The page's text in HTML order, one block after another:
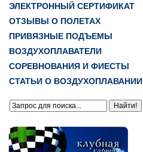
ЭЛЕКТРОННЫЙ СЕРТИФИКАТ
ОТЗЫВЫ О ПОЛЕТАХ
ПРИВЯЗНЫЕ ПОДЪЕМЫ
ВОЗДУХОПЛАВАТЕЛИ
СОРЕВНОВАНИЯ И ФИЕСТЫ
СТАТЬИ О ВОЗДУХОПЛАВАНИИ